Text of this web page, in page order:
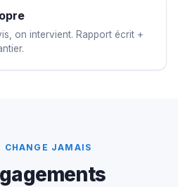
on intervient. Rapport écrit +
CHANGE JAMAIS